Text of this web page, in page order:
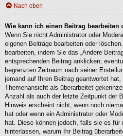
Nach oben
Wie kann ich einen Beitrag bearbeiten
Wenn Sie nicht Administrator oder
eigenen Beiträge bearbeiten oder
bearbeiten, indem Sie das „Ändere
entsprechenden Beitrag anklicken;
begrenzten Zeitraum nach seiner
jemand auf Ihren Beitrag geantwortet
Themenansicht als überarbeitet
Anzahl als auch der letzte Zeitpunkt der
Hinweis erscheint nicht, wenn noch
hat oder wenn ein Administrator oder
hat. Diese können jedoch, falls sie es für
hinterlassen, warum Ihr Beitrag